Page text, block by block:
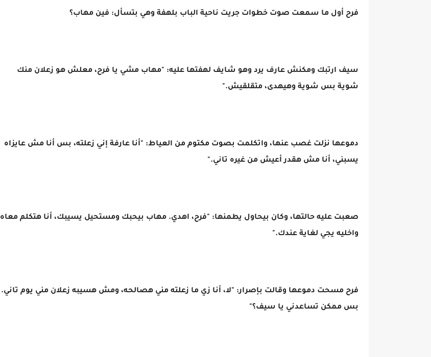
فرح أول ما سمعت صوت خطوات جريت ناحية الباب بلهفة وهي بتسأل: فين مهاب؟
سيف ارتبك ومكنش عارف يرد وهو شايف لهفتها عليه: "مهاب مشي يا فرح، معلش هو زعلان منك
شوية بس شوية وهيهدى، متقلقيش."
دموعها نزلت غصب عنها، واتكلمت بصوت مكتوم من العياط: "أنا عارفة إني زعلته، بس أنا مش عايزاه
يسبني، أنا مش هقدر أعيش من غيره تاني."
صعبت عليه حالتها، وكان بيحاول يطمنها: "فرح، اهدي. مهاب بيحبك ومستحيل يسيبك، أنا هتكلم معاه
واخليه يجي لغاية عندك."
فرح مسحت دموعها وقالت بإصرار: "لا، أنا زي ما زعلته مني هصالحه، ومش هسيبه زعلان مني يوم تاني.
بس ممكن تساعدني يا سيف؟"